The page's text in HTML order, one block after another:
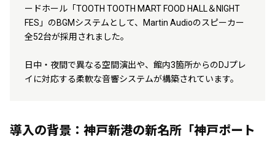
ードホール「TOOTH TOOTH MART FOOD HALL＆NIGHT
FES」のBGMシステムとして、Martin Audioのスピーカー
全52台が採用されました。
日中・夜間で異なる空間演出や、館内3箇所からのDJプレ
イに対応する柔軟な音響システムが構築されています。
導入の背景：神戸新港の新名所「神戸ポート